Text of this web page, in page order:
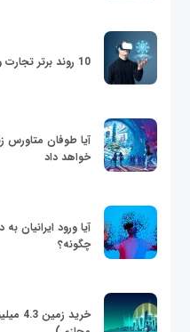
10 روند برتر تجارت و فناوری در سال 2022
آیا طوفان متاورس
خواهد داد
آیا ورود ایرانیان
چگونه؟